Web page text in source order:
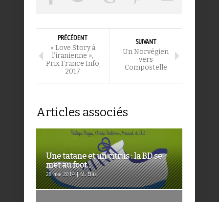
PRÉCÉDENT
« Love Story à
l’iranienne »,
Prix France Info
2017
SUIVANT
Un Norvégien
vers
Compostelle
Articles associés
Une tatane et un citrus : la BD se
met au foot...
28 mai 2014 | M. Ellis